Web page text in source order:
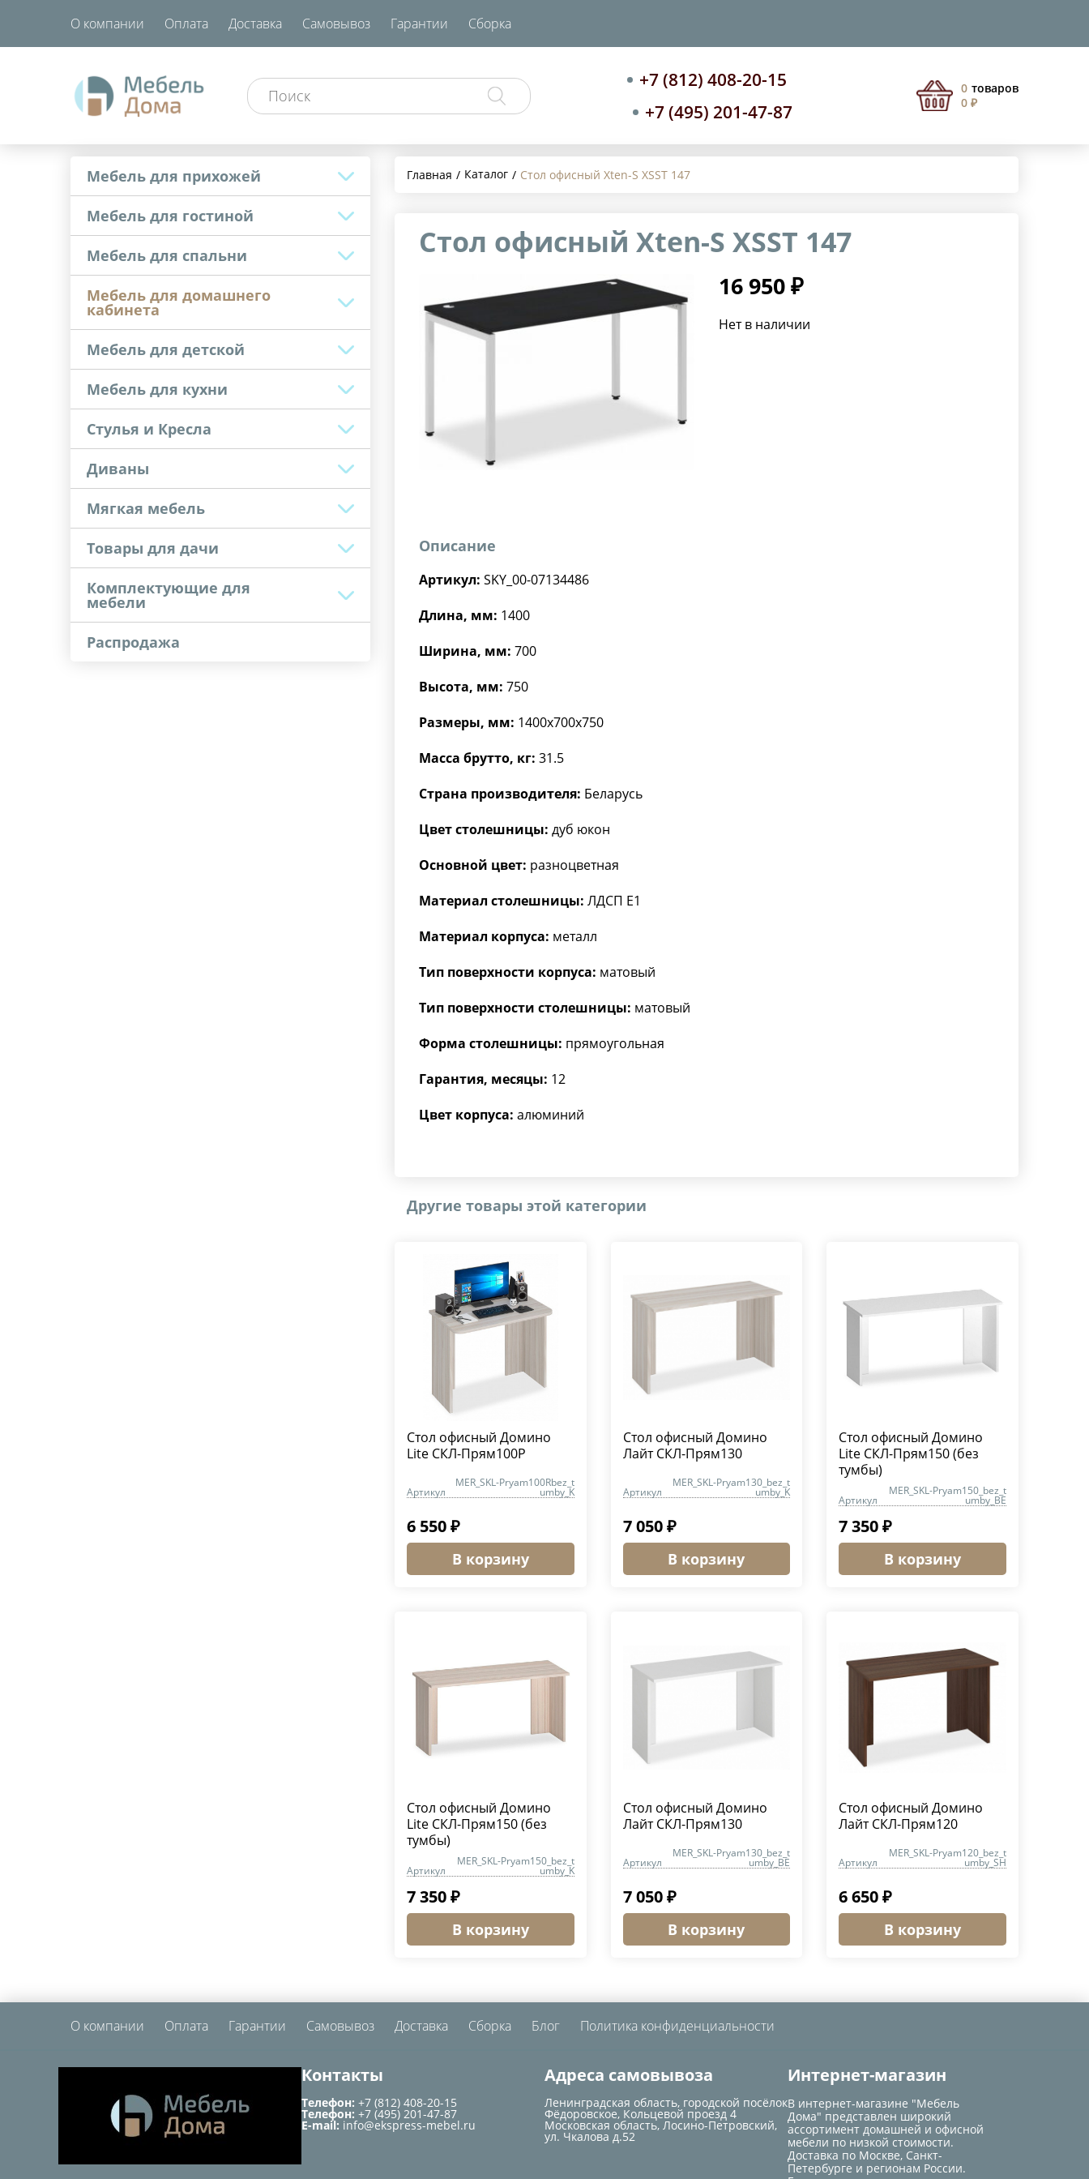
О компании Оплата Доставка Самовывоз Гарантии Сборка
+7 (812) 408-20-15
+7 (495) 201-47-87
0 товаров
0 ₽
Мебель для прихожей
Мебель для гостиной
Мебель для спальни
Мебель для домашнего
кабинета
Мебель для детской
Мебель для кухни
Стулья и Кресла
Диваны
Мягкая мебель
Товары для дачи
Комплектующие для
мебели
Распродажа
Главная Каталог Стол офисный Xten-S XSST 147
Стол офисный Xten-S XSST 147
16 950 ₽
Нет в наличии
Описание
Артикул: SKY_00-07134486
Длина, мм: 1400
Ширина, мм: 700
Высота, мм: 750
Размеры, мм: 1400x700x750
Масса брутто, кг: 31.5
Страна производителя: Беларусь
Цвет столешницы: дуб юкон
Основной цвет: разноцветная
Материал столешницы: ЛДСП Е1
Материал корпуса: металл
Тип поверхности корпуса: матовый
Тип поверхности столешницы: матовый
Форма столешницы: прямоугольная
Гарантия, месяцы: 12
Цвет корпуса: алюминий
Другие товары этой категории
Стол офисный Домино
Lite СКЛ-Прям100Р
Артикул
MER_SKL-Pryam100Rbez_t
umby_K
6 550 ₽
В корзину
Стол офисный Домино
Лайт СКЛ-Прям130
Артикул
MER_SKL-Pryam130_bez_t
umby_K
7 050 ₽
В корзину
Стол офисный Домино
Lite СКЛ-Прям150 (без
тумбы)
Артикул
MER_SKL-Pryam150_bez_t
umby_BE
7 350 ₽
В корзину
Стол офисный Домино
Lite СКЛ-Прям150 (без
тумбы)
Артикул
MER_SKL-Pryam150_bez_t
umby_K
7 350 ₽
В корзину
Стол офисный Домино
Лайт СКЛ-Прям130
Артикул
MER_SKL-Pryam130_bez_t
umby_BE
7 050 ₽
В корзину
Стол офисный Домино
Лайт СКЛ-Прям120
Артикул
MER_SKL-Pryam120_bez_t
umby_SH
6 650 ₽
В корзину
О компании Оплата Гарантии Самовывоз Доставка Сборка Блог Политика конфиденциальности
Контакты
Телефон: +7 (812) 408-20-15
Телефон: +7 (495) 201-47-87
E-mail: info@ekspress-mebel.ru
Адреса самовывоза
Ленинградская область, городской посёлок
Фёдоровское, Кольцевой проезд 4
Московская область, Лосино-Петровский,
ул. Чкалова д.52
Интернет-магазин
В интернет-магазине "Мебель
Дома" представлен широкий
ассортимент домашней и офисной
мебели по низкой стоимости.
Доставка по Москве, Санкт-
Петербурге и регионам России.